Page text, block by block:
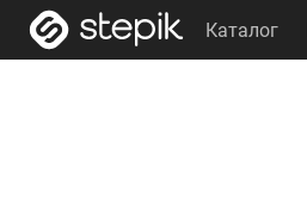
Каталог